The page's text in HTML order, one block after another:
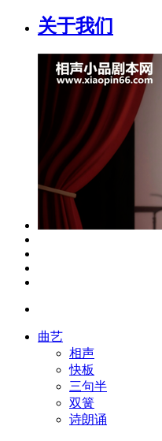
关于我们
曲艺
相声
快板
三句半
双簧
诗朗诵